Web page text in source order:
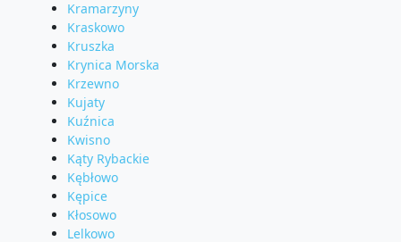
Kramarzyny
Kraskowo
Kruszka
Krynica Morska
Krzewno
Kujaty
Kuźnica
Kwisno
Kąty Rybackie
Kębłowo
Kępice
Kłosowo
Lelkowo